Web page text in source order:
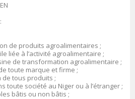
de produits agroalimentaires ;
liée à l’activité agroalimentaire ;
de transformation agroalimentaire ;
toute marque et firme ;
de tous produits ;
toute société au Niger ou à l’étranger ;
bâtis ou non bâtis ;